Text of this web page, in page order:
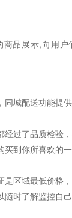
品展示,向用户
同城配送功能提
经过了品质检验
买到你所喜欢的
是区域最低价格
随时了解监控自